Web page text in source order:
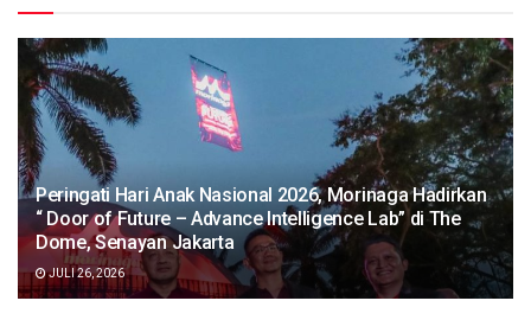
Peringati Hari Anak Nasional 2026, Morinaga Hadirkan
“ Door of Future – Advance Intelligence Lab” di The
Dome, Senayan Jakarta
JULI 26, 2026